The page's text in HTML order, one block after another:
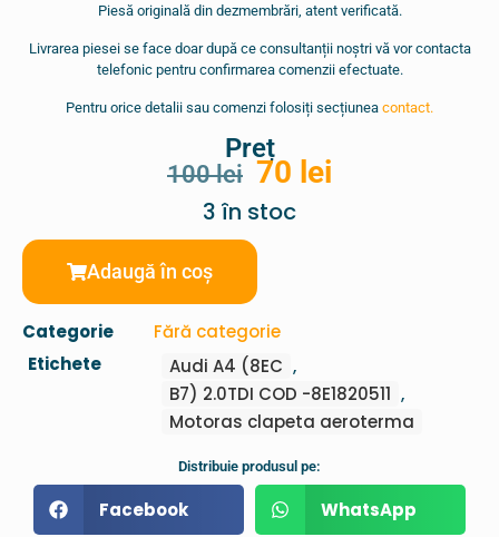
Piesă originală din dezmembrări, atent verificată.
Livrarea piesei se face doar după ce consultanții noștri vă vor contacta
telefonic pentru confirmarea comenzii efectuate.
Pentru orice detalii sau comenzi folosiți secțiunea contact.
Preț
100lei 70 lei
3 în stoc
Adaugă în coș
Categorie
Fără categorie
Etichete
Audi A4 (8EC ,
B7) 2.0TDI COD -8E1820511 ,
Motoras clapeta aeroterma
Distribuie produsul pe:
Facebook WhatsApp